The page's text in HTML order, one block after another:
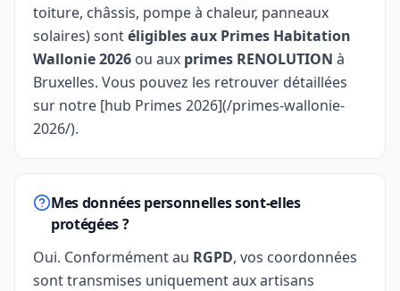
toiture, châssis, pompe à chaleur, panneaux
solaires) sontéligibles aux Primes Habitation
Wallonie 2026 ou aux primes RENOLUTION à
Bruxelles. Vous pouvez les retrouver détaillées
sur notre [hub Primes 2026](/primes-wallonie-
2026/).
Mes données personnelles sont-elles
protégées ?
Oui. Conformément au RGPD, vos coordonnées
sont transmises uniquement aux artisans